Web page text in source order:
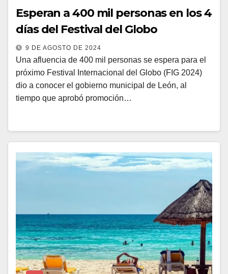
Esperan a 400 mil personas en los 4
días del Festival del Globo
9 DE AGOSTO DE 2024
Una afluencia de 400 mil personas se espera para el
próximo Festival Internacional del Globo (FIG 2024)
dio a conocer el gobierno municipal de León, al
tiempo que aprobó promoción…